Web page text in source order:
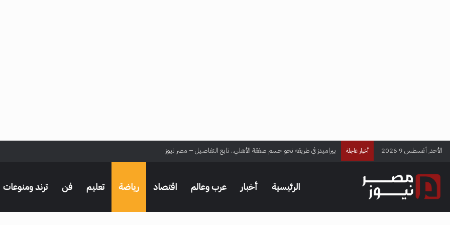
الأحد, أغسطس 9 2026 أخبار عاجلة بيراميدز في طريقه نحو حسم صفقة الأهلي.. تابع التفاصيل – مصر نيوز
الرئيسية أخبار عرب وعالم اقتصاد رياضة تعليم فن ترند ومنوعات